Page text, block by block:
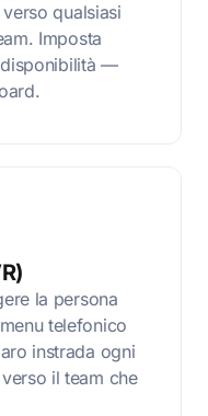
qualsiasi
Imposta
disponibilità —
la persona
telefonico
instrada ogni
il team che